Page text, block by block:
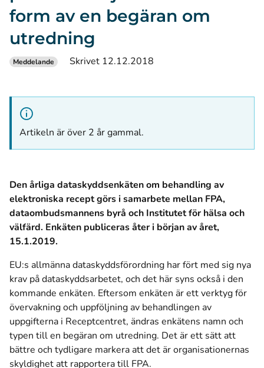
form av en begäran om
utredning
Meddelande Skrivet 12.12.2018
Artikeln är över 2 år gammal.
Den årliga dataskyddsenkäten om behandling av
elektroniska recept görs i samarbete mellan FPA,
dataombudsmannens byrå och Institutet för hälsa och
välfärd. Enkäten publiceras åter i början av året,
15.1.2019.
EU:s allmänna dataskyddsförordning har fört med sig nya
krav på dataskyddsarbetet, och det här syns också i den
kommande enkäten. Eftersom enkäten är ett verktyg för
övervakning och uppföljning av behandlingen av
uppgifterna i Receptcentret, ändras enkätens namn och
typen till en begäran om utredning. Det är ett sätt att
bättre och tydligare markera att det är organisationernas
skyldighet att rapportera till FPA.